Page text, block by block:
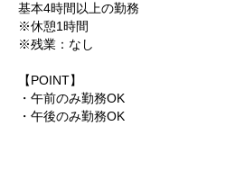
基本4時間以上の勤務
※休憩1時間
※残業：なし
【POINT】
・午前のみ勤務OK
・午後のみ勤務OK